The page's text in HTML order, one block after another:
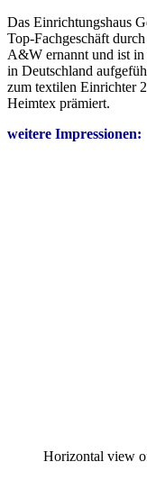
Das Einrichtungshaus
Top-Fachgeschäft
A&W ernannt und ist in
in Deutschland
zum textilen Einrichter
Heimtex prämiert.
weitere Impressionen:
Horizontal view